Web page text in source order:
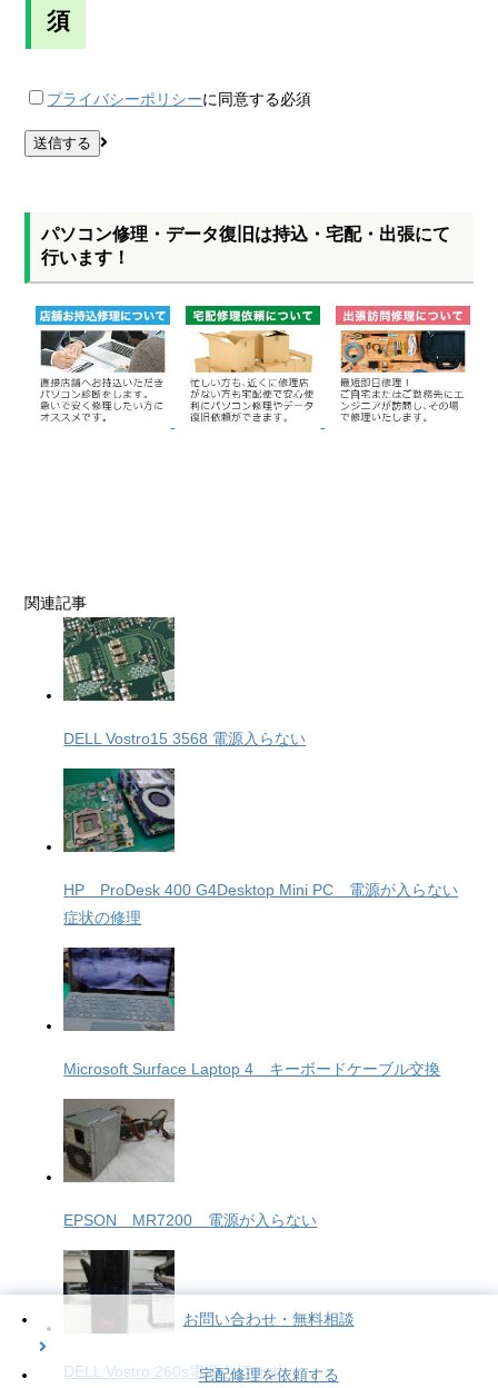
須
プライバシーポリシーに同意する必須
パソコン修理・データ復旧は持込・宅配・出張にて
行います！
関連記事
DELL Vostro15 3568 電源入らない
HP ProDesk 400 G4Desktop Mini PC 電源が入らない
症状の修理
Microsoft Surface Laptop 4 キーボードケーブル交換
EPSON MR7200 電源が入らない
DELL Vostro 260s電源点灯せず
お問い合わせ・無料相談
宅配修理を依頼する